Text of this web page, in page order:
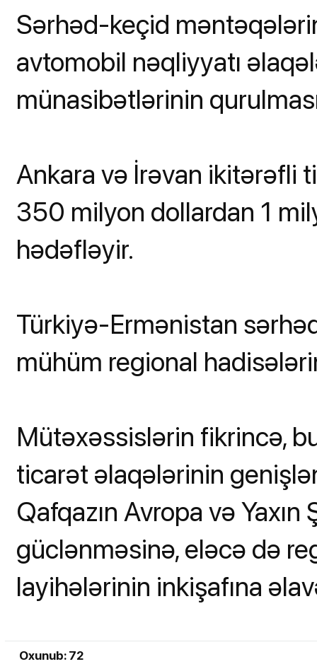
Sərhəd-keçid
avtomobil nəqliyyatı
münasibətlərinin
Ankara və İrəvan ikitərəfli
350 milyon dollardan 1
hədəfləyir.
Türkiyə-Ermənistan
mühüm regional
Mütəxəssislərin fikrincə,
ticarət əlaqələrinin
Qafqazın Avropa və Yaxın
güclənməsinə, eləcə də
layihələrinin inkişafına
Oxunub: 72